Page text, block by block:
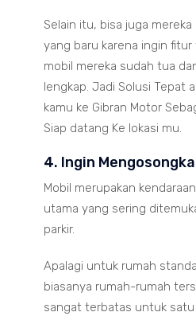
Selain itu, bisa juga
yang baru karena ingin
mobil mereka sudah tua
lengkap. Jadi Solusi Tepat
kamu ke Gibran Motor
Siap datang Ke lokasi mu.
4. Ingin
Mobil merupakan
utama yang sering
parkir.
Apalagi untuk rumah
biasanya rumah-rumah
sangat terbatas untuk satu